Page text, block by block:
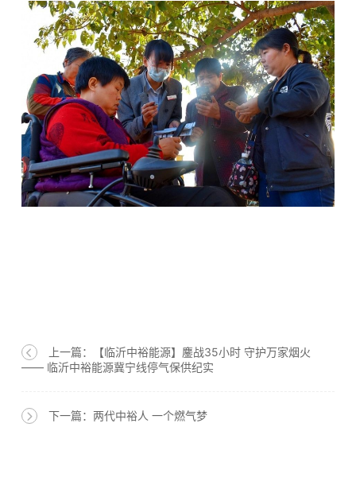
上一篇：【临沂中裕能源】鏖战35小时 守护万家烟火
—— 临沂中裕能源冀宁线停气保供纪实
下一篇：两代中裕人 一个燃气梦